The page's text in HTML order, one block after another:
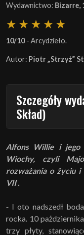
Wydawnictwo: Bizarre,
10/10- Arcydzieło.
Autor: Piotr „Strzyż”
Szczegóły
Skład)
Alfons Willie i jego
Wiochy, czyli
rozważania o życiu i
VII .
- I oto nadszedł
rocka. 10
trzy płyty,